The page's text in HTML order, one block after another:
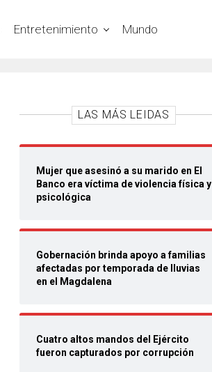
Entretenimiento Mundo
LAS MÁS LEIDAS
Mujer que asesinó a su marido en El
Banco era víctima de violencia física y
psicológica
Gobernación brinda apoyo a familias
afectadas por temporada de lluvias
en el Magdalena
Cuatro altos mandos del Ejército
fueron capturados por corrupción